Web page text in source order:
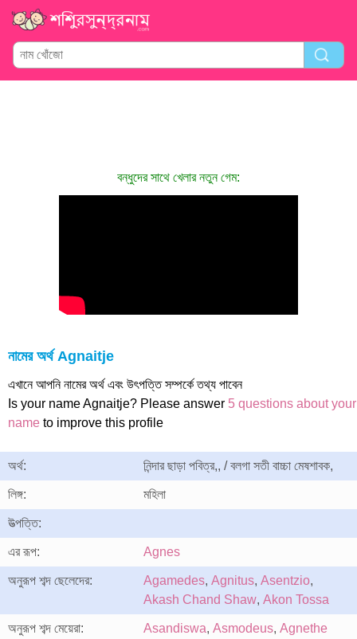
বন্ধুদের সাথে খেলার নতুন গেম:
নামের অর্থ Agnaitje
এখানে আপনি নামের অর্থ এবং উৎপত্তি সম্পর্কে তথ্য পাবেন
Is your name Agnaitje? Please answer 5 questions about your
name to improve this profile
অর্থ: নিন্দার ছাড়া পবিত্র,, / বলগা সতী বাচ্চা মেষশাবক,
লিঙ্গ: মহিলা
উত্পত্তি:
এর রূপ: Agnes
অনুরূপ শব্দ ছেলেদের: Agamedes, Agnitus, Asentzio,
Akash Chand Shaw, Akon Tossa
অনুরূপ শব্দ মেয়েরা: Asandiswa, Asmodeus, Agnethe